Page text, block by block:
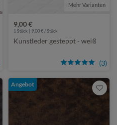
Mehr Varianten
9,00 €
(3)
1 Stück | 9,00 € / Stück
Kunstleder gesteppt - weiß
Angebot